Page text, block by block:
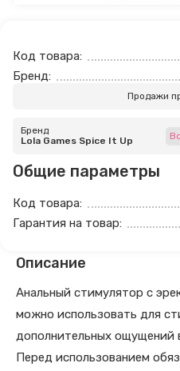
Код товара:
Бренд:
Продажи
Бренд
Lola Games Spice It Up
Общие параметры
Код товара:
Гарантия на товар:
Описание
Анальный стимулятор с
можно использовать для
дополнительных ощущений
Перед использованием